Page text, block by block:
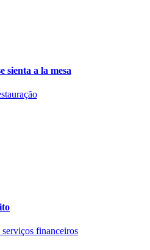
sienta a la mesa
financeiros